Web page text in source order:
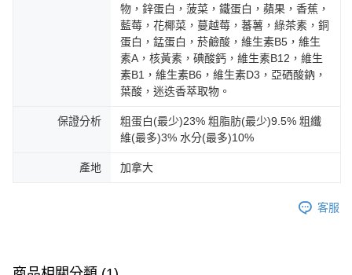
物，鋅蛋白，菠菜，鐵蛋白，蘋果，香蕉，
藍莓，花椰菜，蔓越莓，蕃薯，綠茶素，銅
蛋白，錳蛋白，菸鹼酸，維生素B5，維生
素A，核黃素，碘酸鈣，維生素B12，維生
素B1，維生素B6，維生素D3，亞硒酸鈉，
葉酸，迷迭香萃取物。
保證分析
粗蛋白(最少)23% 粗脂肪(最少)9.5% 粗纖
維(最多)3% 水分(最多)10%
產地 加拿大
客服